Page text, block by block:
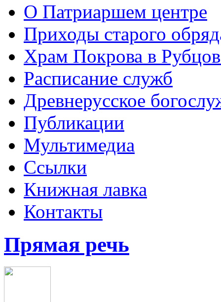
О Патриаршем центре
Приходы старого
Храм Покрова в
Расписание служб
Древнерусское
Публикации
Мультимедиа
Ссылки
Книжная лавка
Контакты
Прямая речь